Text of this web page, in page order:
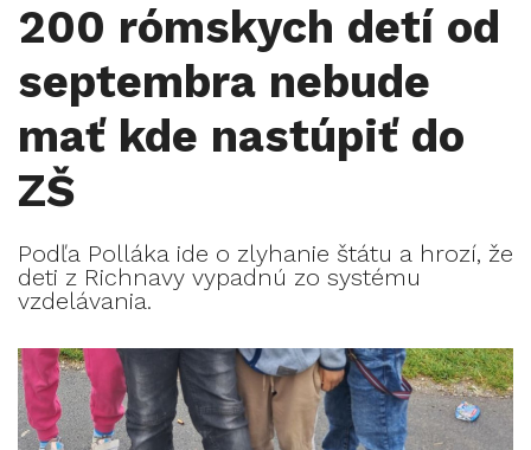
200 rómskych detí od
septembra nebude
mať kde nastúpiť do
ZŠ
Podľa Polláka ide o zlyhanie štátu a hrozí, že
deti z Richnavy vypadnú zo systému
vzdelávania.